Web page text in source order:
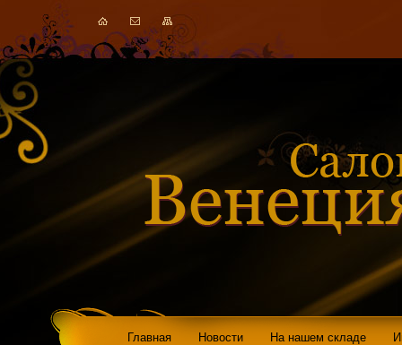
Главная Новости На нашем складе